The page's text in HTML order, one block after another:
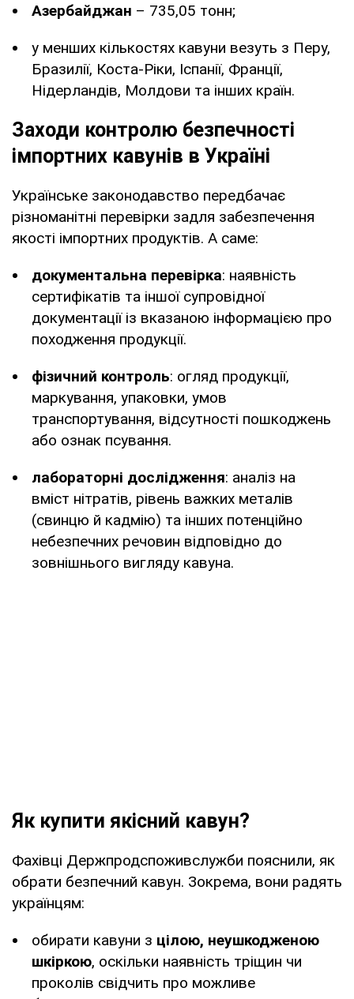
Азербайджан – 735,05 тонн;
у менших кількостях кавуни везуть з Перу,
Бразилії, Коста-Ріки, Іспанії, Франції,
Нідерландів, Молдови та інших країн.
Заходи контролю безпечності
імпортних кавунів в Україні
Українське законодавство передбачає
різноманітні перевірки задля забезпечення
якості імпортних продуктів. А саме:
документальна перевірка: наявність
сертифікатів та іншої супровідної
документації із вказаною інформацією про
походження продукції.
фізичний контроль: огляд продукції,
маркування, упаковки, умов
транспортування, відсутності пошкоджень
або ознак псування.
лабораторні дослідження: аналіз на
вміст нітратів, рівень важких металів
(свинцю й кадмію) та інших потенційно
небезпечних речовин відповідно до
зовнішнього вигляду кавуна.
Як купити якісний кавун?
Фахівці Держпродспоживслужби пояснили, як
обрати безпечний кавун. Зокрема, вони радять
українцям:
обирати кавуни з цілою, неушкодженою
шкіркою, оскільки наявність тріщин чи
проколів свідчить про можливе